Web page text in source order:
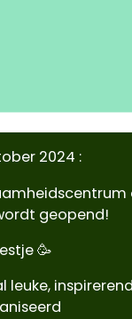
2024 :
geopend!
🥳
leuke,